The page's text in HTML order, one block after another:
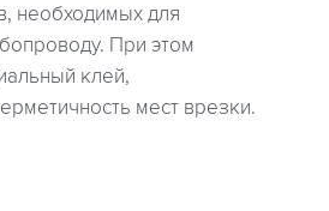
необходимых для
При этом
клей,
мест врезки.